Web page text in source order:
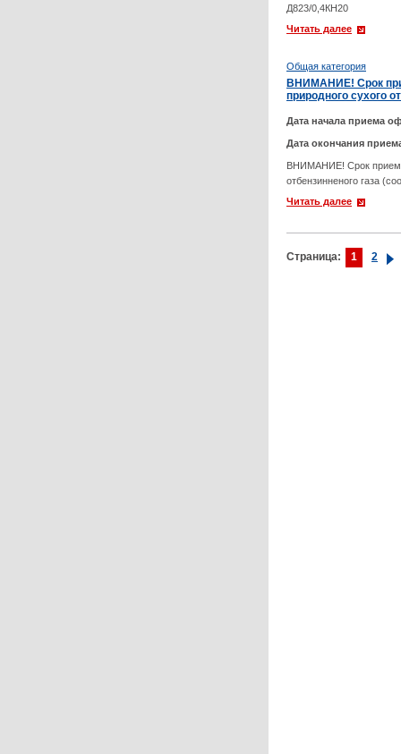
Д823/0,4КН20
Читать далее
Общая категория
ВНИМАНИЕ! Срок
природного сухого
Дата начала приема
Дата окончания
ВНИМАНИЕ! Срок приема
отбензинненого газа
Читать далее
Страница: 1 2